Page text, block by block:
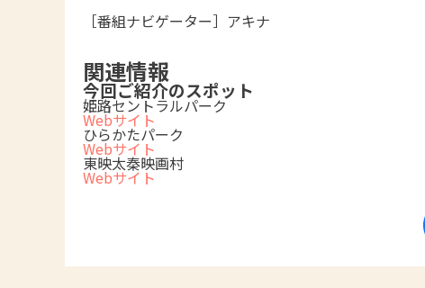
［番組ナビゲーター］アキナ
関連情報
今回ご紹介のスポット
姫路セントラルパーク
Webサイト
ひらかたパーク
Webサイト
東映太秦映画村
Webサイト